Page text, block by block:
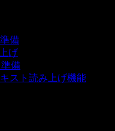
備
げ
備
スト読み上げ機能